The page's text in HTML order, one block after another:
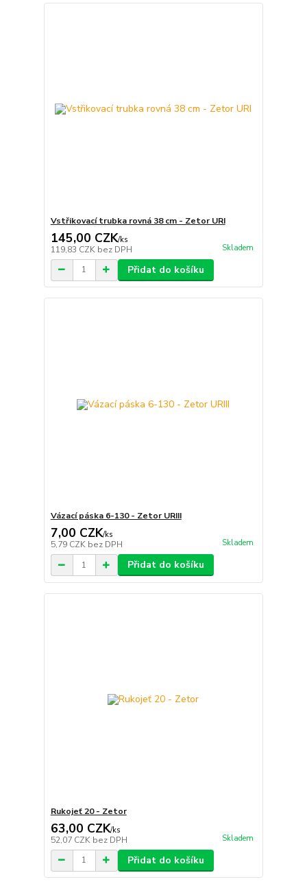
Vstřikovací trubka rovná 38 cm - Zetor URI
145,00 CZK/ks
119,83 CZK bez DPH Skladem
Přidat do košíku
Vázací páska 6-130 - Zetor URIII
7,00 CZK/ks
5,79 CZK bez DPH Skladem
Přidat do košíku
Rukojeť 20 - Zetor
63,00 CZK/ks
52,07 CZK bez DPH Skladem
Přidat do košíku